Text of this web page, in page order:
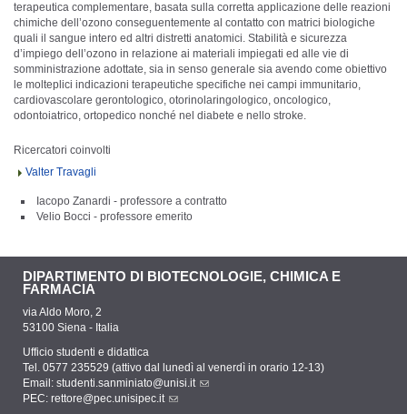
terapeutica complementare, basata sulla corretta applicazione delle reazioni
chimiche dell’ozono conseguentemente al contatto con matrici biologiche
quali il sangue intero ed altri distretti anatomici. Stabilità e sicurezza
d’impiego dell’ozono in relazione ai materiali impiegati ed alle vie di
somministrazione adottate, sia in senso generale sia avendo come obiettivo
le molteplici indicazioni terapeutiche specifiche nei campi immunitario,
cardiovascolare gerontologico, otorinolaringologico, oncologico,
odontoiatrico, ortopedico nonché nel diabete e nello stroke.
Ricercatori coinvolti
Valter Travagli
Iacopo Zanardi - professore a contratto
Velio Bocci - professore emerito
DIPARTIMENTO DI BIOTECNOLOGIE, CHIMICA E
FARMACIA
via Aldo Moro, 2
53100 Siena - Italia
Ufficio studenti e didattica
Tel. 0577 235529 (attivo dal lunedì al venerdì in orario 12-13)
Email: studenti.sanminiato@unisi.it
PEC: rettore@pec.unisipec.it